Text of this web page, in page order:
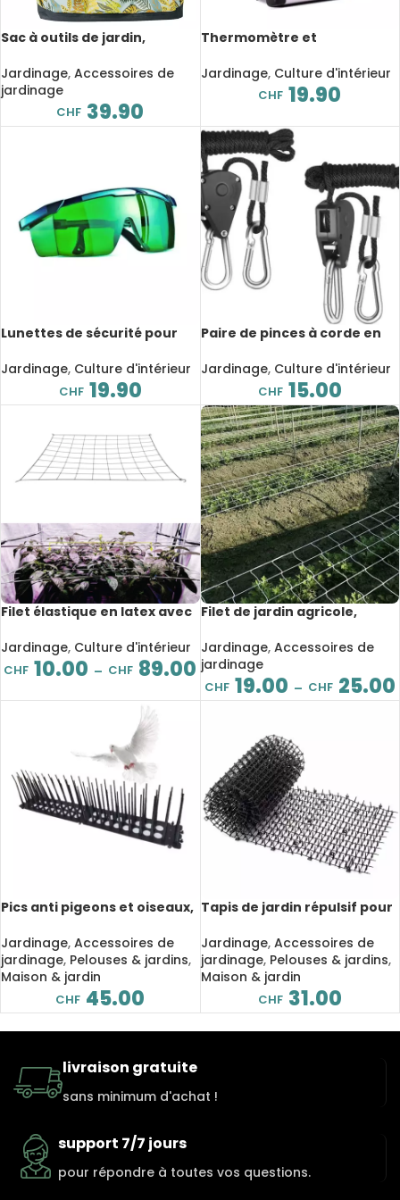
Sac à outils de jardin,
sac de rangement d’outils
de jardin
Jardinage, Accessoires de
jardinage
CHF 39.90
Thermomètre et
numérique avec jauge
d’humidité
Jardinage, Culture d'intérieur
CHF 19.90
Lunettes de sécurité pour
UVA, UVB et IR Anti-
rouge/bleu
Jardinage, Culture d'intérieur
CHF 19.90
Paire de pinces à corde en
Jardinage, Culture d'intérieur
CHF 15.00
Filet élastique en latex avec
d’intérieur, extensible
Jardinage, Culture d'intérieur
CHF 10.00 – CHF 89.00
Filet de jardin agricole,
l’usure et durable
Jardinage, Accessoires de
jardinage
CHF 19.00 – CHF 25.00
Pics anti pigeons et oiseaux,
Jardinage, Accessoires de
jardinage, Pelouses & jardins,
Maison & jardin
CHF 45.00
Tapis de jardin répulsif pour
2 m
Jardinage, Accessoires de
jardinage, Pelouses & jardins,
Maison & jardin
CHF 31.00
livraison gratuite
sans minimum d'achat !
support 7/7 jours
pour répondre à toutes vos questions.